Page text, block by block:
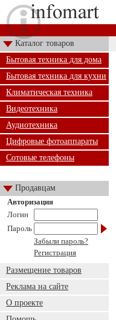
Каталог товаров
Бытовая техника для дома
Бытовая техника для кухни
Климатическая техника
Видеотехника
Аудиотехника
Цифровые фотоаппараты
Сотовые телефоны
Продавцам
Авторизация
Логин
Пароль
Забыли пароль?
Регистрация
Размещение товаров
Реклама на сайте
О проекте